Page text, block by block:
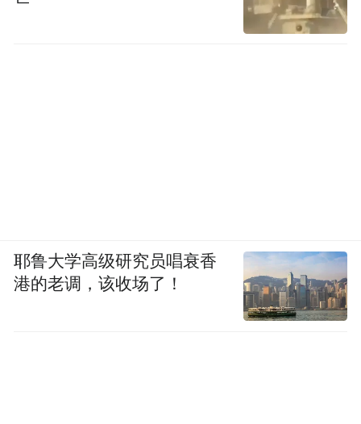
耶鲁大学高级研究员唱衰香
港的老调，该收场了！